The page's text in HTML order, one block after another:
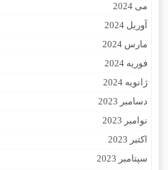
می 2024
آوریل 2024
مارس 2024
فوریه 2024
ژانویه 2024
دسامبر 2023
نوامبر 2023
اکتبر 2023
سپتامبر 2023